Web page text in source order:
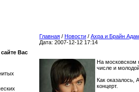
Вас
Главная / Новости / Ахра и Брайн
Дата: 2007-12-12 17:14
На московском
числе и
Как оказалось,
концерт.